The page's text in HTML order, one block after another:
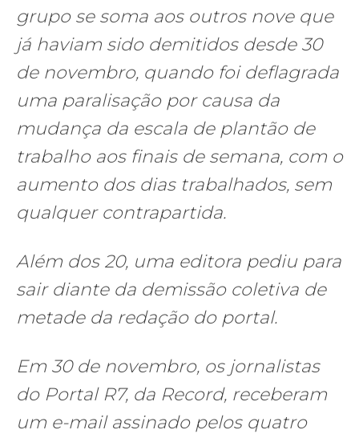
grupo se soma aos outros nove que
já haviam sido demitidos desde 30
de novembro, quando foi deflagrada
uma paralisação por causa da
mudança da escala de plantão de
trabalho aos finais de semana, com o
aumento dos dias trabalhados, sem
qualquer contrapartida.
Além dos 20, uma editora pediu para
sair diante da demissão coletiva de
metade da redação do portal.
Em 30 de novembro, os jornalistas
do Portal R7, da Record, receberam
um e-mail assinado pelos quatro